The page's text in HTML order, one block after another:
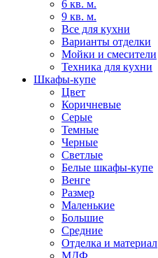
6 кв. м.
9 кв. м.
Все для кухни
Варианты отделки
Мойки и смесители
Техника для кухни
Шкафы-купе
Цвет
Коричневые
Серые
Темные
Черные
Светлые
Белые шкафы-купе
Венге
Размер
Маленькие
Большие
Средние
Отделка и материал
МДФ